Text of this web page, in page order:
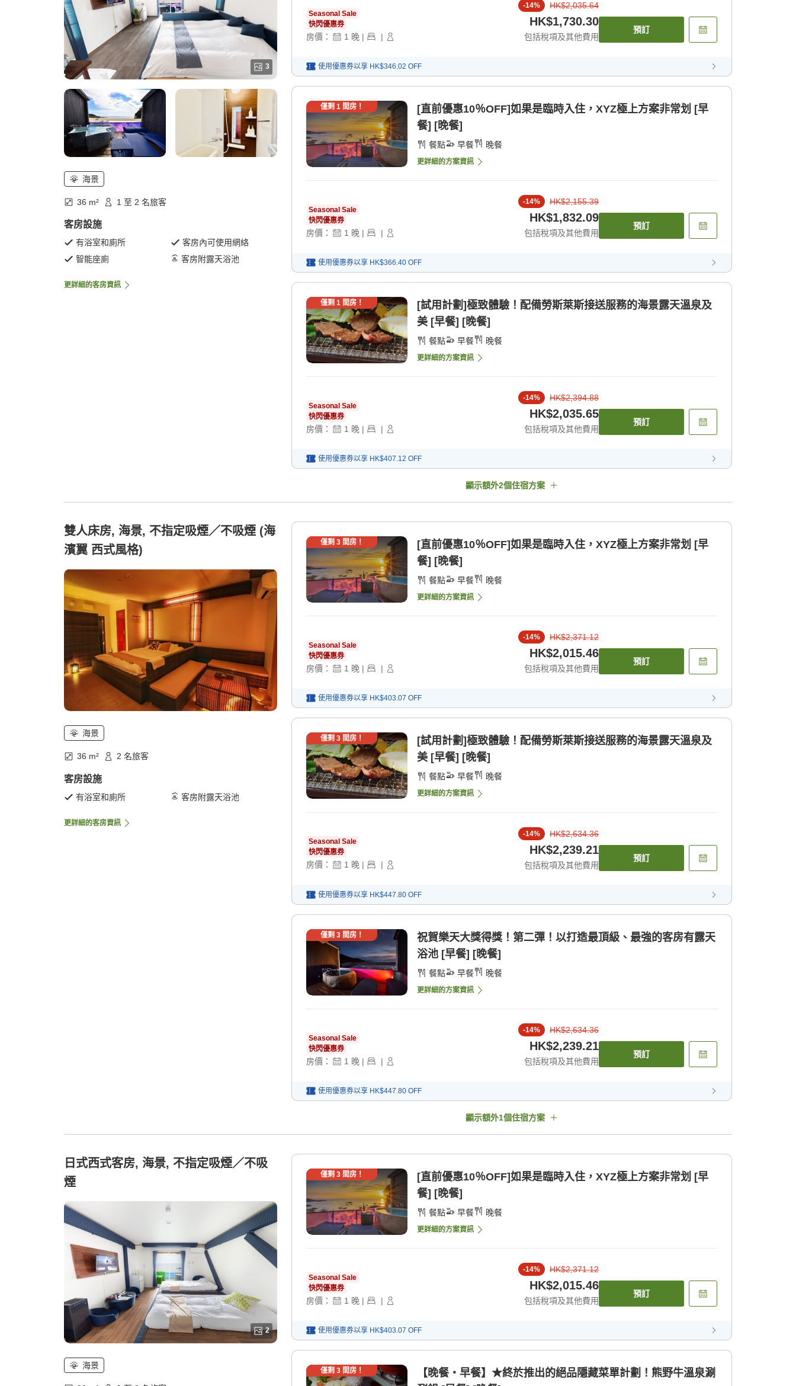
3
海景
36 m² 1 至 2 名旅客
客房設施
有浴室和廁所
客房內可使用網絡
智能座廁
客房附露天浴池
更詳細的客房資訊
Seasonal Sale
快閃優惠券
房價： 1 晚 | |
-14% HK$2,035.64
HK$1,730.30
包括稅項及其他費用
預訂
使用優惠券以享 HK$346.02 OFF
僅剩 1間房！
[直前優惠10％OFF]如果是臨時入住，XYZ極上方案非常划 [早
餐] [晚餐]
餐點 早餐 晚餐
更詳細的方案資訊
Seasonal Sale
快閃優惠券
房價： 1 晚 | |
-14% HK$2,155.39
HK$1,832.09
包括稅項及其他費用
預訂
使用優惠券以享 HK$366.40 OFF
僅剩 1間房！
[試用計劃]極致體驗！配備勞斯萊斯接送服務的海景露天溫泉及
美 [早餐] [晚餐]
餐點 早餐 晚餐
更詳細的方案資訊
Seasonal Sale
快閃優惠券
房價： 1 晚 | |
-14% HK$2,394.88
HK$2,035.65
包括稅項及其他費用
預訂
使用優惠券以享 HK$407.12 OFF
顯示額外2個住宿方案
雙人床房, 海景, 不指定吸煙／不吸煙 (海
濱翼 西式風格)
海景
36 m² 2 名旅客
客房設施
有浴室和廁所 客房附露天浴池
更詳細的客房資訊
僅剩 3間房！
[直前優惠10％OFF]如果是臨時入住，XYZ極上方案非常划 [早
餐] [晚餐]
餐點 早餐 晚餐
更詳細的方案資訊
Seasonal Sale
快閃優惠券
房價： 1 晚 | |
-14% HK$2,371.12
HK$2,015.46
包括稅項及其他費用
預訂
使用優惠券以享 HK$403.07 OFF
僅剩 3間房！
[試用計劃]極致體驗！配備勞斯萊斯接送服務的海景露天溫泉及
美 [早餐] [晚餐]
餐點 早餐 晚餐
更詳細的方案資訊
Seasonal Sale
快閃優惠券
房價： 1 晚 | |
-14% HK$2,634.36
HK$2,239.21
包括稅項及其他費用
預訂
使用優惠券以享 HK$447.80 OFF
僅剩 3間房！
祝賀樂天大獎得獎！第二彈！以打造最頂級、最強的客房有露天
浴池 [早餐] [晚餐]
餐點 早餐 晚餐
更詳細的方案資訊
Seasonal Sale
快閃優惠券
房價： 1 晚 | |
-14% HK$2,634.36
HK$2,239.21
包括稅項及其他費用
預訂
使用優惠券以享 HK$447.80 OFF
顯示額外1個住宿方案
日式西式客房, 海景, 不指定吸煙／不吸
煙
2
海景
僅剩 3間房！
[直前優惠10％OFF]如果是臨時入住，XYZ極上方案非常划 [早
餐] [晚餐]
餐點 早餐 晚餐
更詳細的方案資訊
Seasonal Sale
快閃優惠券
房價： 1 晚 | |
-14% HK$2,371.12
HK$2,015.46
包括稅項及其他費用
預訂
使用優惠券以享 HK$403.07 OFF
僅剩 3間房！
【晚餐・早餐】★終於推出的絕品隱藏菜單計劃！熊野牛溫泉涮